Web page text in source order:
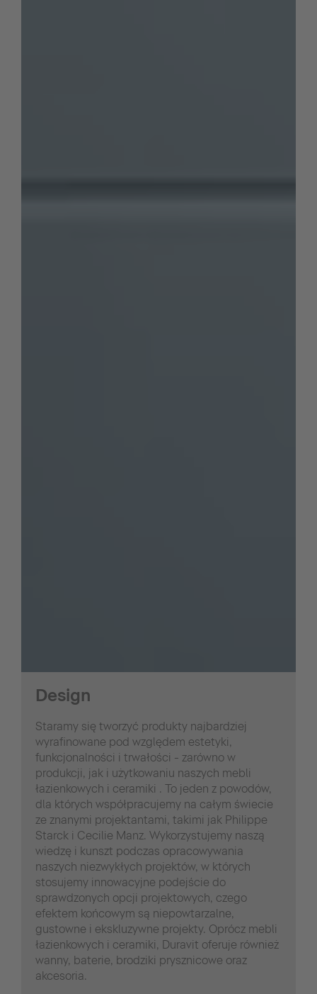
Design
Staramy się tworzyć produkty najbardziej
wyrafinowane pod względem estetyki,
funkcjonalności i trwałości - zarówno w
produkcji, jak i użytkowaniu naszych mebli
łazienkowych i ceramiki . To jeden z powodów,
dla których współpracujemy na całym świecie
ze znanymi projektantami, takimi jak Philippe
Starck i Cecilie Manz. Wykorzystujemy naszą
wiedzę i kunszt podczas opracowywania
naszych niezwykłych projektów, w których
stosujemy innowacyjne podejście do
sprawdzonych opcji projektowych, czego
efektem końcowym są niepowtarzalne,
gustowne i ekskluzywne projekty. Oprócz mebli
łazienkowych i ceramiki, Duravit oferuje również
wanny, baterie, brodziki prysznicowe oraz
akcesoria.